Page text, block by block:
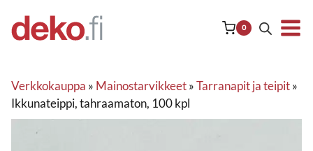
sisältöön
0
Verkkokauppa » Mainostarvikkeet»Tarranapit ja teipit»
Ikkunateippi, tahraamaton, 100 kpl